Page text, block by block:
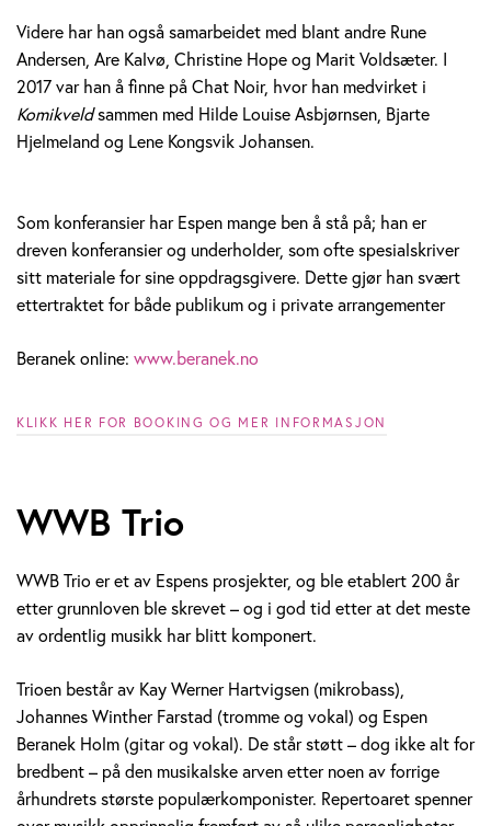
Videre har han også samarbeidet med blant andre Rune
Andersen, Are Kalvø, Christine Hope og Marit Voldsæter. I
2017 var han å finne på Chat Noir, hvor han medvirket i
Komikveldsammen med Hilde Louise Asbjørnsen, Bjarte
Hjelmeland og Lene Kongsvik Johansen.
Som konferansier har Espen mange ben å stå på; han er
dreven konferansier og underholder, som ofte spesialskriver
sitt materiale for sine oppdragsgivere. Dette gjør han svært
ettertraktet for både publikum og i private arrangementer
Beranek online: www.beranek.no
KLIKK HER FOR BOOKING OG MER INFORMASJON
WWB Trio
WWB Trio er et av Espens prosjekter, og ble etablert 200 år
etter grunnloven ble skrevet – og i god tid etter at det meste
av ordentlig musikk har blitt komponert.
Trioen består av Kay Werner Hartvigsen (mikrobass),
Johannes Winther Farstad (tromme og vokal) og Espen
Beranek Holm (gitar og vokal). De står støtt – dog ikke alt for
bredbent – på den musikalske arven etter noen av forrige
århundrets største populærkomponister. Repertoaret spenner